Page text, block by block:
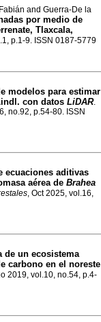
and Guerra-De la
por medio de
Tlaxcala,
p.1-9. ISSN 0187-5779
modelos para estimar
con datos LiDAR.
no.92, p.54-80. ISSN
ecuaciones aditivas
aérea de Brahea
, Oct 2025, vol.16,
de un ecosistema
carbono en el noreste
2019, vol.10, no.54, p.4-